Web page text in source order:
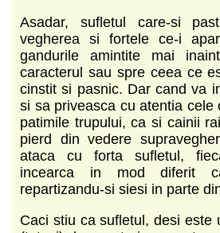
Asadar, sufletul care-si
vegherea si fortele ce-i
gandurile amintite mai
caracterul sau spre ceea ce
cinstit si pasnic. Dar cand va
si sa priveasca cu atentia cele
patimile trupului, ca si cainii
pierd din vedere
ataca cu forta sufletul,
incearca in mod diferit
repartizandu-si siesi in parte
Caci stiu ca sufletul, desi este